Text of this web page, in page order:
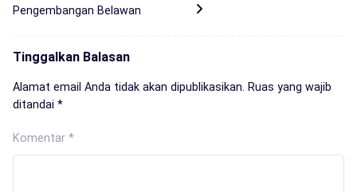
Pengembangan Belawan
Tinggalkan Balasan
Alamat email Anda tidak akan dipublikasikan.
Ruas yang wajib
ditandai *
Komentar *